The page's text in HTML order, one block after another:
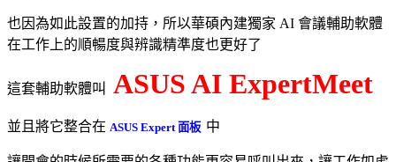
也因為如此設置的加持，所以華碩內建獨家 AI 會議輔助軟體
在工作上的順暢度與辨識精準度也更好了
這套輔助軟體叫 ASUS AI ExpertMeet
並且將它整合在 ASUS Expert 面板 中